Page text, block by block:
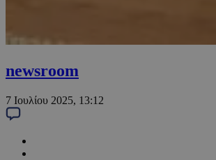
newsroom
7 Ιουλίου 2025, 13:12